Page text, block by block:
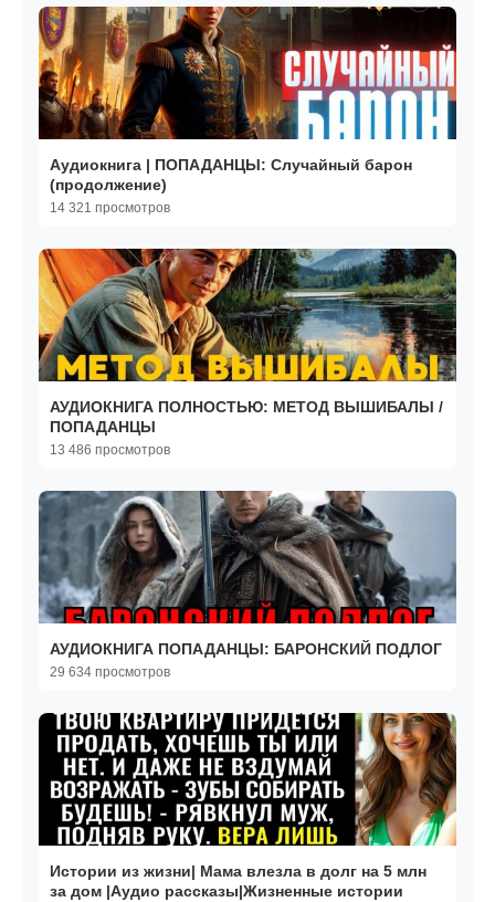
Аудиокнига | ПОПАДАНЦЫ: Случайный барон
(продолжение)
14 321 просмотров
АУДИОКНИГА ПОЛНОСТЬЮ: МЕТОД ВЫШИБАЛЫ /
ПОПАДАНЦЫ
13 486 просмотров
АУДИОКНИГА ПОПАДАНЦЫ: БАРОНСКИЙ ПОДЛОГ
29 634 просмотров
Истории из жизни| Мама влезла в долг на 5 млн
за дом |Аудио рассказы|Жизненные истории